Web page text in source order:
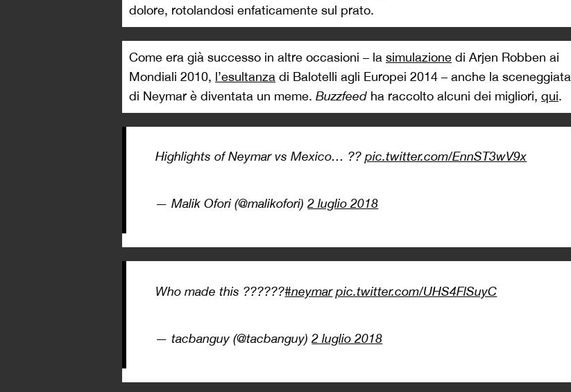
dolore, rotolandosi enfaticamente sul prato.
Come era già successo in altre occasioni – la simulazione di Arjen Robben ai
Mondiali 2010, l’esultanza di Balotelli agli Europei 2014 – anche la sceneggiata
di Neymar è diventata un meme. Buzzfeed ha raccolto alcuni dei migliori, qui.
Highlights of Neymar vs Mexico… ??pic.twitter.com/EnnST3wV9x
— Malik Ofori (@malikofori)2 luglio 2018
Who made this ??????#neymar pic.twitter.com/UHS4FlSuyC
— tacbanguy (@tacbanguy)2 luglio 2018